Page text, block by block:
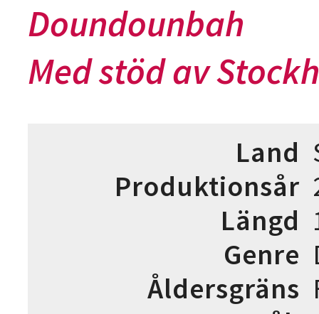
Doundounbah
Med stöd av
Land
Produktionsår
Längd
Genre
Åldersgräns